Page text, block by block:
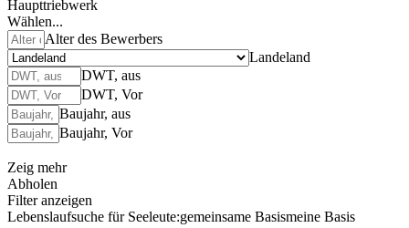
Haupttriebwerk
Wählen...
Alter des Bewerbers
Landeland
DWT, aus
DWT, Vor
Baujahr, aus
Baujahr, Vor
Zeig mehr
Abholen
Filter anzeigen
Lebenslaufsuche für Seeleute:gemeinsame Basismeine Basis